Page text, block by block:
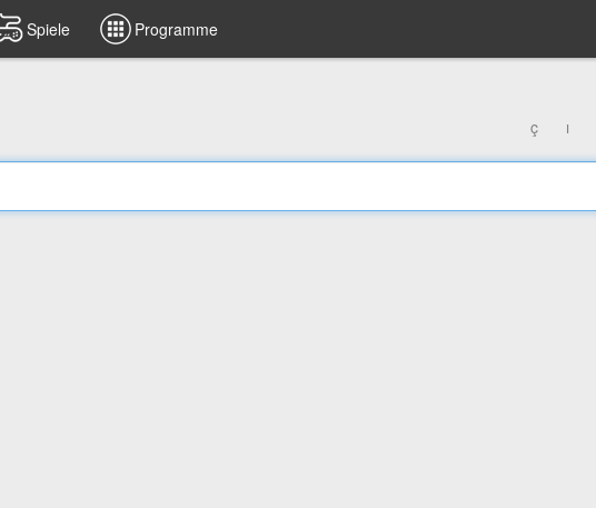
Spiele Programme
ç ı